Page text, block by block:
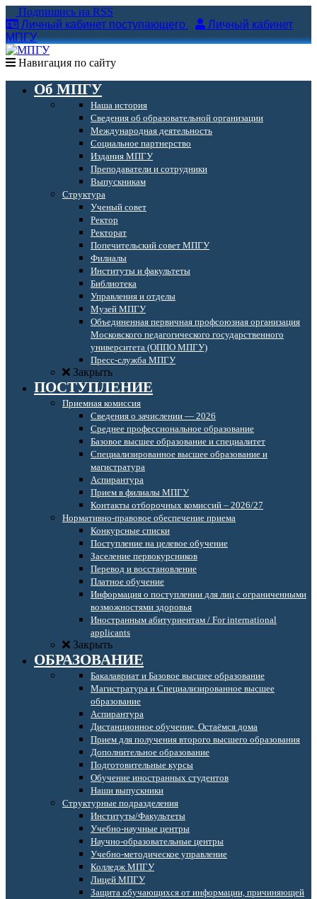
Подпишись на RSS
Личный кабинет поступающего
Личный кабинет
МПГУ
Навигация по сайту
Об МПГУ
Наша история
Сведения об образовательной организации
Международная деятельность
Социальное партнерство
Издания МПГУ
Преподаватели и сотрудники
Выпускникам
Структура
Ученый совет
Ректор
Ректорат
Попечительский совет МПГУ
Филиалы
Институты и факультеты
Библиотека
Управления и отделы
Музей МПГУ
Объединенная первичная профсоюзная организация
Московского педагогического государственного
университета (ОППО МПГУ)
Пресс-служба МПГУ
Закрыть
ПОСТУПЛЕНИЕ
Приемная комиссия
Сведения о зачислении — 2026
Среднее профессиональное образование
Базовое высшее образование и специалитет
Специализированное высшее образование и
магистратура
Аспирантура
Прием в филиалы МПГУ
Контакты отборочных комиссий – 2026/27
Нормативно-правовое обеспечение приема
Конкурсные списки
Поступление на целевое обучение
Заселение первокурсников
Перевод и восстановление
Платное обучение
Информация о поступлении для лиц с ограниченными
возможностями здоровья
Иностранным абитуриентам / For international
applicants
Закрыть
ОБРАЗОВАНИЕ
Бакалавриат и Базовое высшее образование
Магистратура и Специализированное высшее
образование
Аспирантура
Дистанционное обучение. Остаёмся дома
Прием для получения второго высшего образования
Дополнительное образование
Подготовительные курсы
Обучение иностранных студентов
Наши выпускники
Структурные подразделения
Институты/Факультеты
Учебно-научные центры
Научно-образовательные центры
Учебно-методическое управление
Колледж МПГУ
Лицей МПГУ
Защита обучающихся от информации, причиняющей